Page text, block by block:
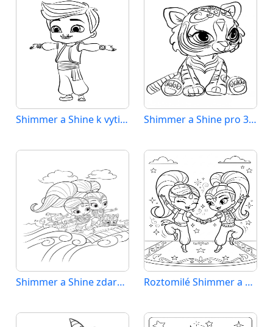
Shimmer a Shine k vytisknutí Shimmer a Shine pro 3leté děti
Shimmer a Shine zdarma Roztomilé Shimmer a Shine